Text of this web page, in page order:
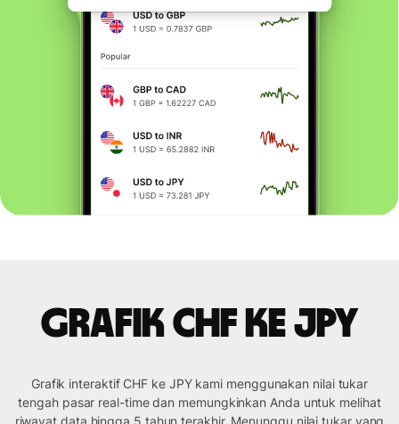
Grafik CHF ke JPY
Grafik interaktif CHF ke JPY kami menggunakan nilai tukar
tengah pasar real-time dan memungkinkan Anda untuk melihat